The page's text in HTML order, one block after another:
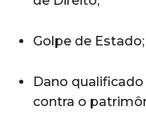
Golpe de Estado;
Dano
contra o